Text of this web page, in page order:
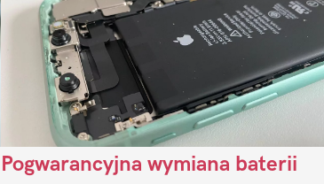
Pogwarancyjna wymiana baterii